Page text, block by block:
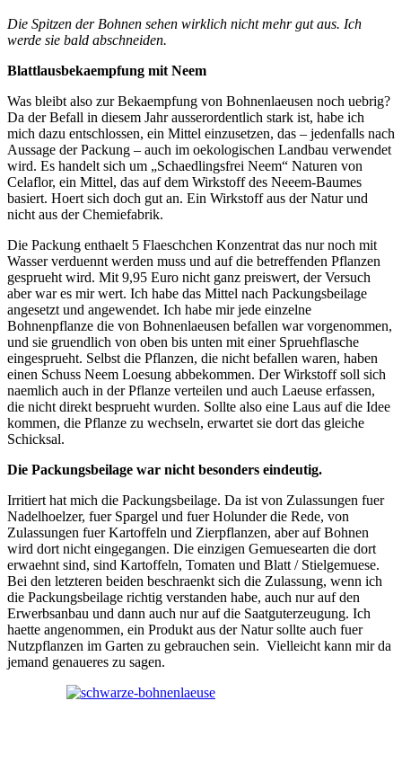
Die Spitzen der Bohnen sehen wirklich nicht mehr gut aus. Ich
werde sie bald abschneiden.
Blattlausbekaempfung mit Neem
Was bleibt also zur Bekaempfung von Bohnenlaeusen noch uebrig?
Da der Befall in diesem Jahr ausserordentlich stark ist, habe ich
mich dazu entschlossen, ein Mittel einzusetzen, das – jedenfalls nach
Aussage der Packung – auch im oekologischen Landbau verwendet
wird. Es handelt sich um „Schaedlingsfrei Neem“ Naturen von
Celaflor, ein Mittel, das auf dem Wirkstoff des Neeem-Baumes
basiert. Hoert sich doch gut an. Ein Wirkstoff aus der Natur und
nicht aus der Chemiefabrik.
Die Packung enthaelt 5 Flaeschchen Konzentrat das nur noch mit
Wasser verduennt werden muss und auf die betreffenden Pflanzen
gesprueht wird. Mit 9,95 Euro nicht ganz preiswert, der Versuch
aber war es mir wert. Ich habe das Mittel nach Packungsbeilage
angesetzt und angewendet. Ich habe mir jede einzelne
Bohnenpflanze die von Bohnenlaeusen befallen war vorgenommen,
und sie gruendlich von oben bis unten mit einer Spruehflasche
eingesprueht. Selbst die Pflanzen, die nicht befallen waren, haben
einen Schuss Neem Loesung abbekommen. Der Wirkstoff soll sich
naemlich auch in der Pflanze verteilen und auch Laeuse erfassen,
die nicht direkt besprueht wurden. Sollte also eine Laus auf die Idee
kommen, die Pflanze zu wechseln, erwartet sie dort das gleiche
Schicksal.
Die Packungsbeilage war nicht besonders eindeutig.
Irritiert hat mich die Packungsbeilage. Da ist von Zulassungen fuer
Nadelhoelzer, fuer Spargel und fuer Holunder die Rede, von
Zulassungen fuer Kartoffeln und Zierpflanzen, aber auf Bohnen
wird dort nicht eingegangen. Die einzigen Gemuesearten die dort
erwaehnt sind, sind Kartoffeln, Tomaten und Blatt / Stielgemuese.
Bei den letzteren beiden beschraenkt sich die Zulassung, wenn ich
die Packungsbeilage richtig verstanden habe, auch nur auf den
Erwerbsanbau und dann auch nur auf die Saatguterzeugung. Ich
haette angenommen, ein Produkt aus der Natur sollte auch fuer
Nutzpflanzen im Garten zu gebrauchen sein. Vielleicht kann mir da
jemand genaueres zu sagen.